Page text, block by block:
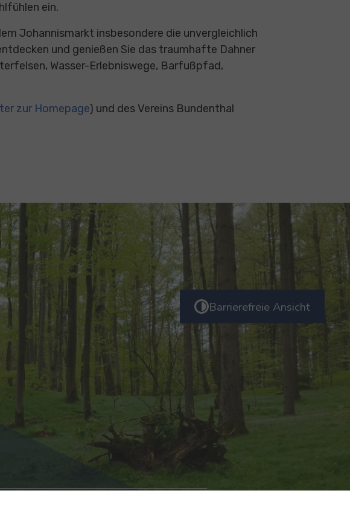
ein.
Johannismarkt insbesondere die unvergleichlich
und genießen Sie das traumhafte Dahner
Wasser-Erlebniswege, Barfußpfad,
zur Homepage) und des Vereins Bundenthal
Barrierefreie Ansicht